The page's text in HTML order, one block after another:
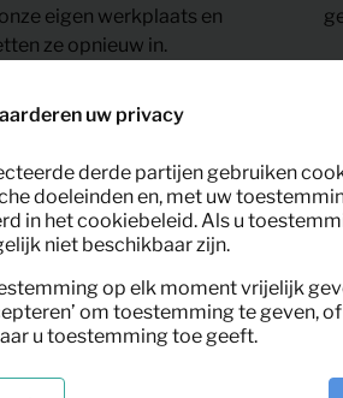
eigen werkplaats en
ze opnieuw in.
ons vinden
uw privacy
derde partijen gebruiken
doeleinden en, met uw
in het cookiebeleid. Als u
niet beschikbaar zijn.
op elk moment vrijelijk
om toestemming te geven,
u toestemming toe geeft.